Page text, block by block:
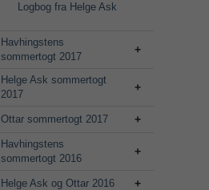
Logbog fra Helge Ask
Havhingstens
sommertogt 2017
Helge Ask sommertogt
2017
Ottar sommertogt 2017
Havhingstens
sommertogt 2016
Helge Ask og Ottar 2016